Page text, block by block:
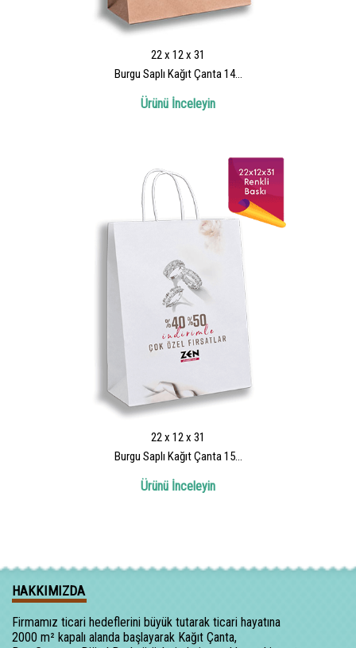
22 x 12 x 31
Burgu Saplı Kağıt Çanta 14...
Ürünü İnceleyin
22 x 12 x 31
Burgu Saplı Kağıt Çanta 15...
Ürünü İnceleyin
HAKKIMIZDA
Firmamız ticari hedeflerini büyük tutarak ticari hayatına
2000 m² kapalı alanda başlayarak Kağıt Çanta,